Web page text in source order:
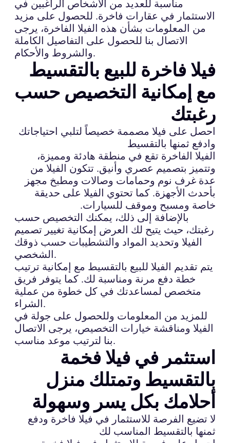
مناسبة للعديد من الأشخاص الراغبين في
الاستثمار في عقارات فاخرة. للحصول على مزيد
من المعلومات بشأن هذه الفيلا الفاخرة، يرجى
الاتصال بنا للحصول على التفاصيل الكاملة
والشروط والأحكام.
فيلا فاخرة للبيع بالتقسيط
مع إمكانية التخصيص حسب
رغبتك
احصل على فيلا مصممة خصيصاً لتلبي احتياجاتك
وادفع ثمنها بالتقسيط
الفيلا الفاخرة تقع في منطقة هادئة ومميزة،
وتتميز بتصميم عصري وأنيق. تتكون الفيلا من
عدة غرف نوم وحمامات وصالات ومطبخ مجهز
بأحدث الأجهزة. كما تحتوي الفيلا على حديقة
خاصة ومسبح وموقف للسيارات.
بالإضافة إلى ذلك، يمكنك التخصيص حسب
رغبتك، حيث يتيح لك العرض إمكانية تغيير تصميم
الفيلا وتحديد المواد والتشطيبات حسب ذوقك
الشخصي.
يتم تقديم الفيلا للبيع بالتقسيط مع إمكانية ترتيب
خطة دفع مرنة ومناسبة لك. كما يتوفر فريق
متخصص لمساعدتك في كل خطوة من عملية
الشراء.
للمزيد من المعلومات وللحصول على جولة في
الفيلا ومناقشة خيارات التخصيص، يرجى الاتصال
بنا لترتيب موعد مناسب.
استثمر في فيلا فخمة
بالتقسيط وتمتلك منزل
أحلامك بكل يسر وسهولة
لا تضيع الفرصة للاستثمار في فيلا فاخرة ودفع
ثمنها بالتقسيط المناسب لك